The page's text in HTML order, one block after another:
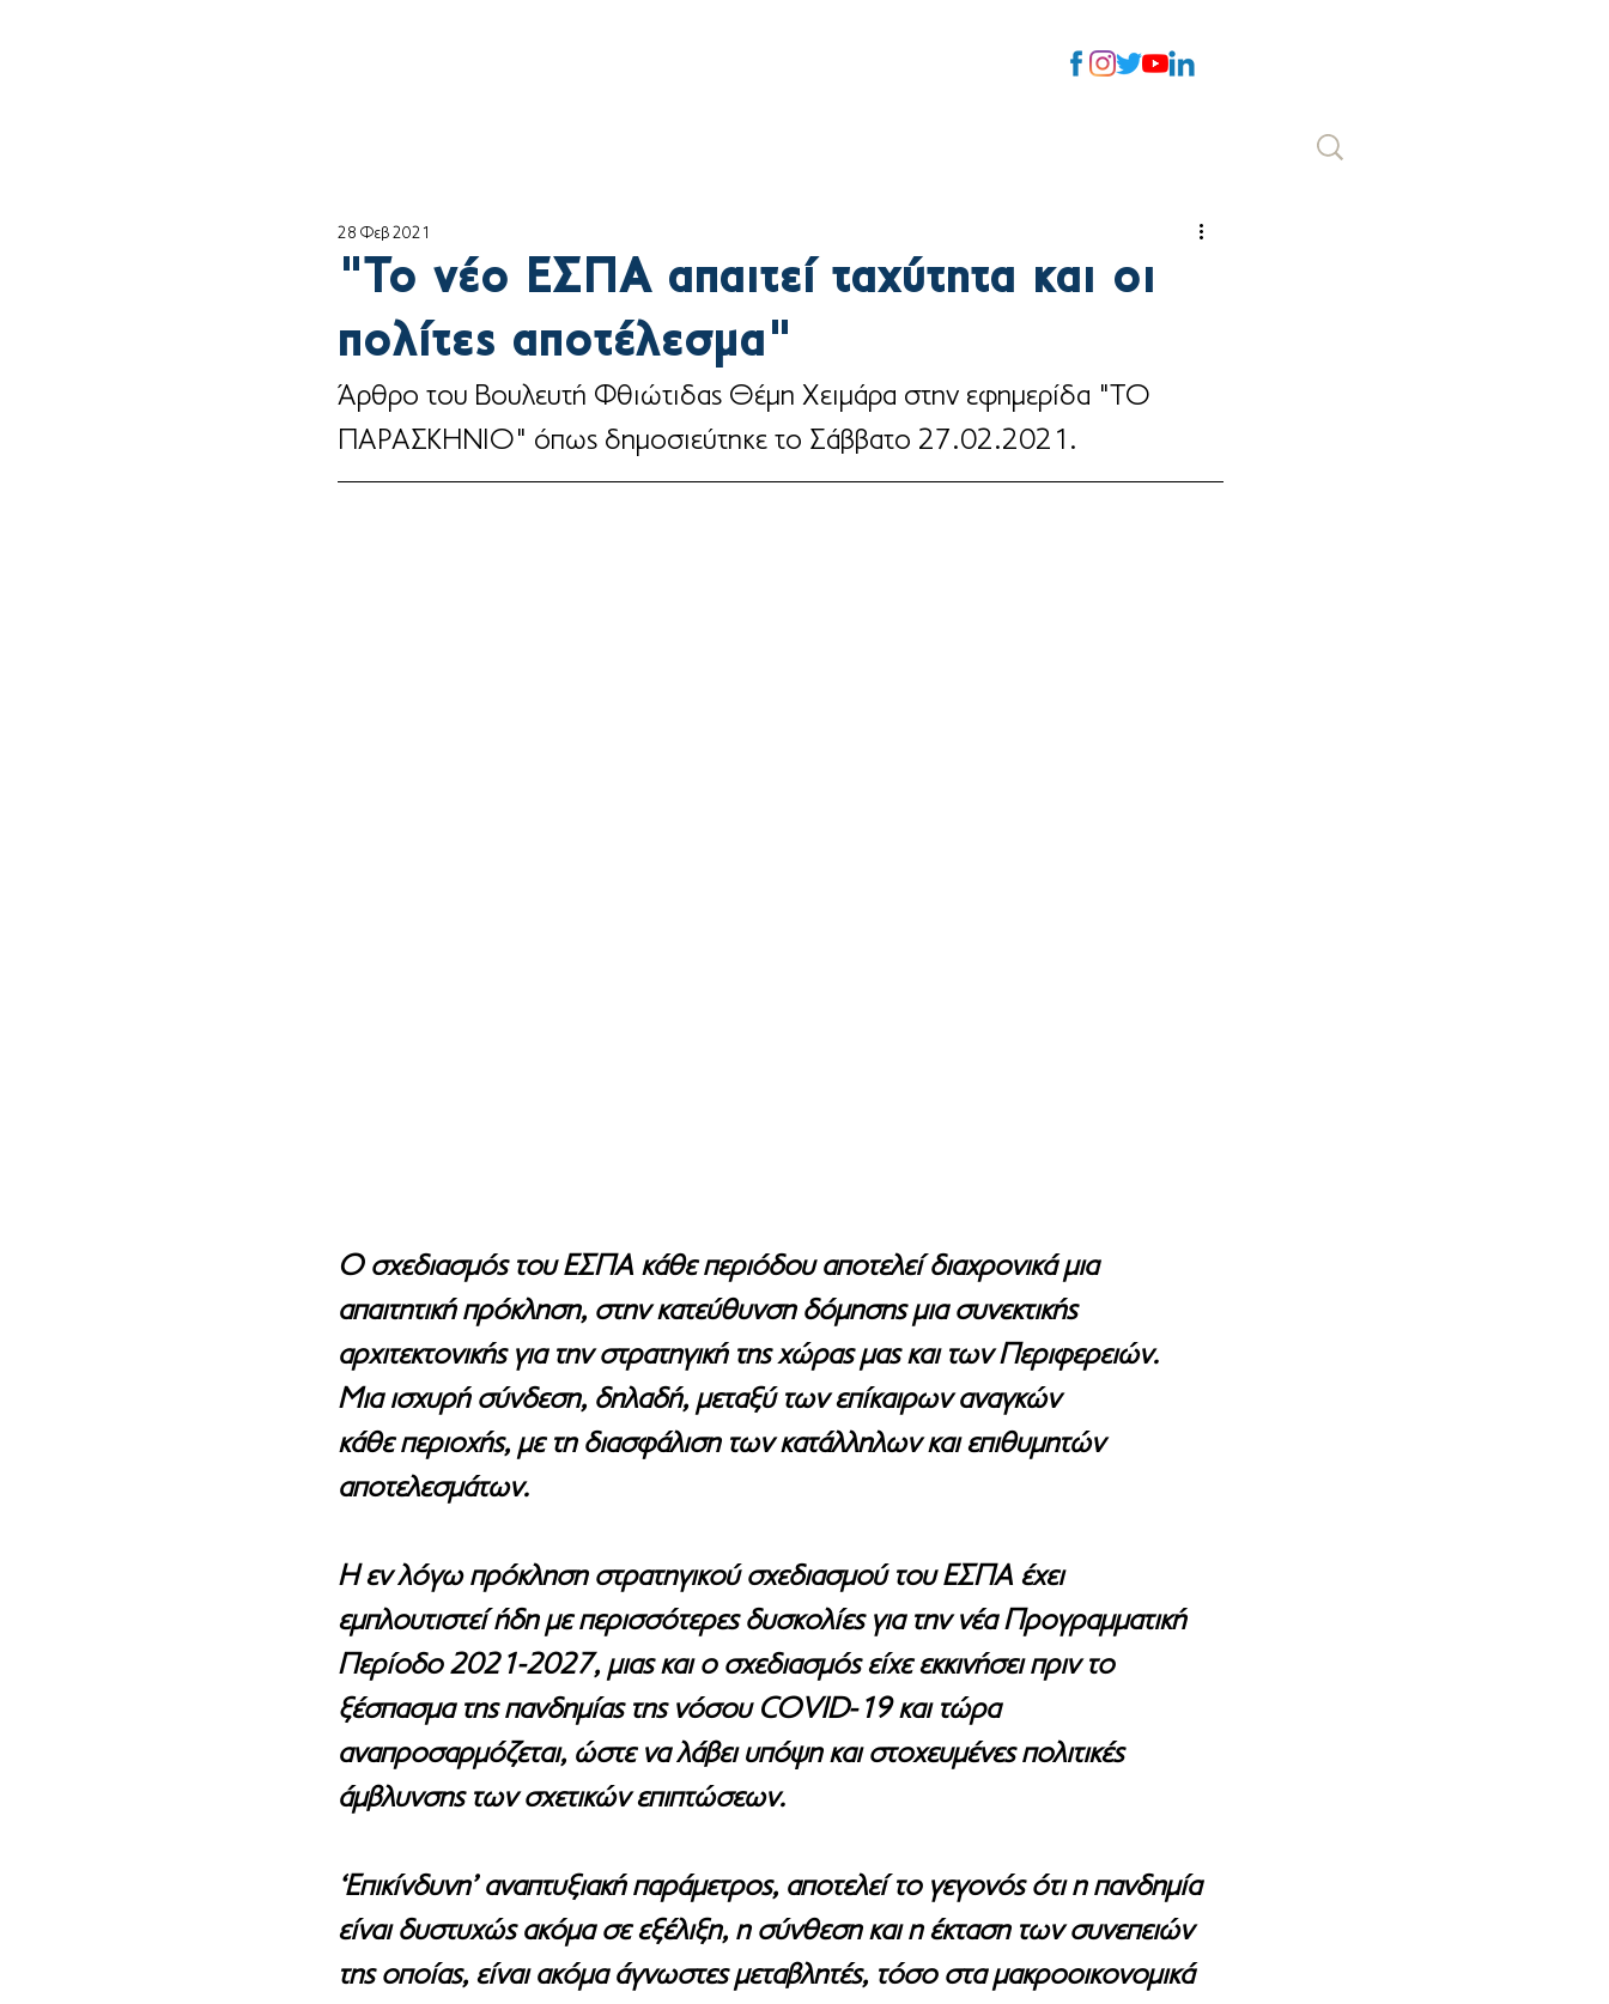
"Το νέο ΕΣΠΑ απαιτεί ταχύτητα και οι
πολίτες αποτέλεσμα"
28 Φεβ 2021
Άρθρο του Βουλευτή Φθιώτιδας Θέμη Χειμάρα στην εφημερίδα "ΤΟ
ΠΑΡΑΣΚΗΝΙΟ" όπως δημοσιεύτηκε το Σάββατο 27.02.2021.
Ο σχεδιασμός του ΕΣΠΑ κάθε περιόδου αποτελεί διαχρονικά μια
απαιτητική πρόκληση, στην κατεύθυνση δόμησης μια συνεκτικής
αρχιτεκτονικής για την στρατηγική της χώρας μας και των Περιφερειών.
Μια ισχυρή σύνδεση, δηλαδή, μεταξύ των επίκαιρων αναγκών
κάθε περιοχής, με τη διασφάλιση των κατάλληλων και επιθυμητών
αποτελεσμάτων.
Η εν λόγω πρόκληση στρατηγικού σχεδιασμού του ΕΣΠΑ έχει
εμπλουτιστεί ήδη με περισσότερες δυσκολίες για την νέα Προγραμματική
Περίοδο 2021-2027, μιας και ο σχεδιασμός είχε εκκινήσει πριν το
ξέσπασμα της πανδημίας της νόσου COVID-19 και τώρα
αναπροσαρμόζεται, ώστε να λάβει υπόψη και στοχευμένες πολιτικές
άμβλυνσης των σχετικών επιπτώσεων.
‘Επικίνδυνη’ αναπτυξιακή παράμετρος, αποτελεί το γεγονός ότι η πανδημία
είναι δυστυχώς ακόμα σε εξέλιξη, η σύνθεση και η έκταση των συνεπειών
της οποίας, είναι ακόμα άγνωστες μεταβλητές, τόσο στα μακροοικονομικά